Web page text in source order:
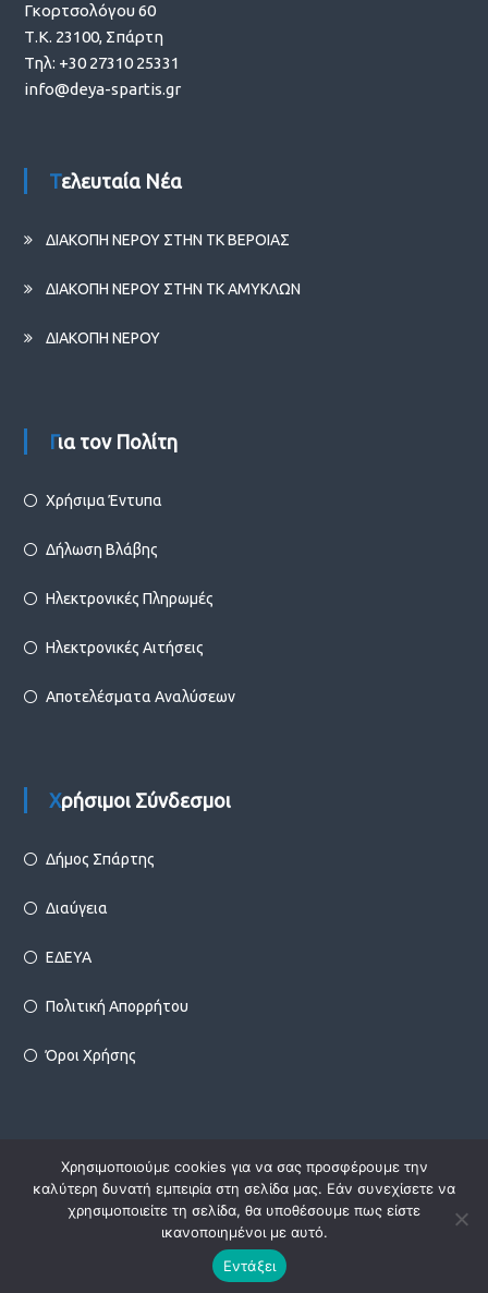
Γκορτσολόγου 60
Τ.Κ. 23100, Σπάρτη
Τηλ: +30 27310 25331
info@deya-spartis.gr
Τελευταία Νέα
ΔΙΑΚΟΠΗ ΝΕΡΟΥ ΣΤΗΝ ΤΚ ΒΕΡΟΙΑΣ
ΔΙΑΚΟΠΗ ΝΕΡΟΥ ΣΤΗΝ ΤΚ ΑΜΥΚΛΩΝ
ΔΙΑΚΟΠΗ ΝΕΡΟΥ
Για τον Πολίτη
Χρήσιμα Έντυπα
Δήλωση Βλάβης
Ηλεκτρονικές Πληρωμές
Ηλεκτρονικές Αιτήσεις
Αποτελέσματα Αναλύσεων
Χρήσιμοι Σύνδεσμοι
Δήμος Σπάρτης
Διαύγεια
ΕΔΕΥΑ
Πολιτική Απορρήτου
Όροι Χρήσης
Copyright © 2026 Δ.Ε.Υ.Α. Σπάρτης Designed by Infotechnica
facebook
Χρησιμοποιούμε cookies για να σας προσφέρουμε την
καλύτερη δυνατή εμπειρία στη σελίδα μας. Εάν συνεχίσετε να
χρησιμοποιείτε τη σελίδα, θα υποθέσουμε πως είστε
ικανοποιημένοι με αυτό.
Εντάξει